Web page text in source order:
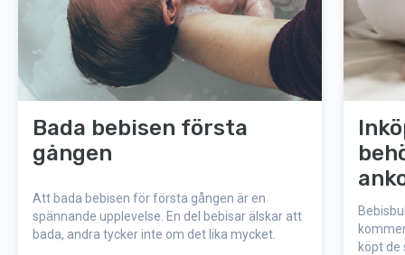
Bada bebisen första
gången
Att bada bebisen för första gången är en
spännande upplevelse. En del bebisar älskar att
bada, andra tycker inte om det lika mycket.
köpt de